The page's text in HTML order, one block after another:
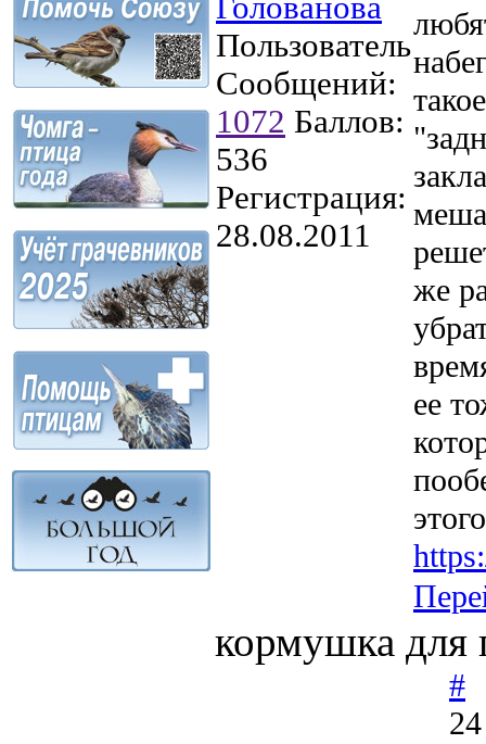
Голованова
Пользователь
Сообщений:
1072 Баллов:
536
Регистрация:
28.08.2011
же
ее
кормушка для
#